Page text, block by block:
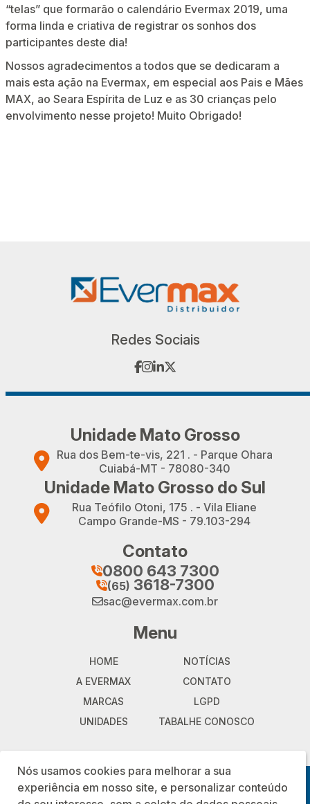
“telas” que formarão o calendário Evermax 2019, uma
forma linda e criativa de registrar os sonhos dos
participantes deste dia!
Nossos agradecimentos a todos que se dedicaram a
mais esta ação na Evermax, em especial aos Pais e Mães
MAX, ao Seara Espírita de Luz e as 30 crianças pelo
envolvimento nesse projeto! Muito Obrigado!
Redes Sociais
facebook
instagram
linkedin
Unidade Mato Grosso
Rua dos Bem-te-vis, 221 . - Parque Ohara
Cuiabá-MT - 78080-340
Unidade Mato Grosso do Sul
Rua Teófilo Otoni, 175 . - Vila Eliane
Campo Grande-MS - 79.103-294
Contato
telefone
0800 643 7300
telefone
(65) 3618-7300
email
sac@evermax.com.br
Menu
HOME
A EVERMAX
MARCAS
UNIDADES
NOTÍCIAS
CONTATO
LGPD
TABALHE CONOSCO
© 2024. EVERMAX LOGISTICA E DISTRIBUICAO DE PECAS LTDA. CNPJ:
02.215.635/0001-31. Todos os direitos reservados.
Nós usamos cookies para melhorar a sua
experiência em nosso site, e personalizar conteúdo